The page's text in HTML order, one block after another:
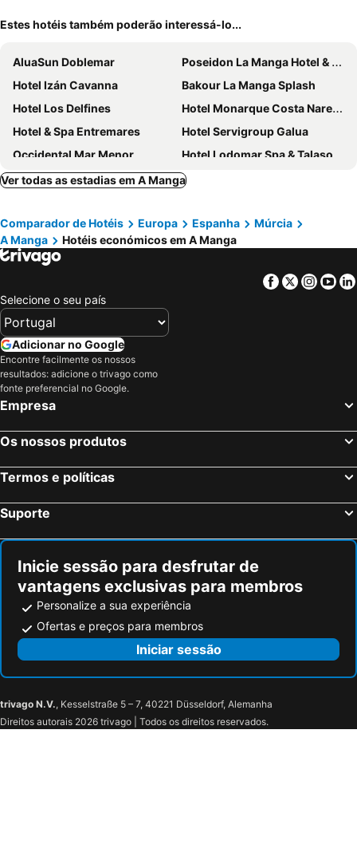
Estes hotéis também poderão interessá-lo...
AluaSun Doblemar
Poseidon La Manga Hotel & Spa - Designed for Adults
Hotel Izán Cavanna
Bakour La Manga Splash
Hotel Los Delfines
Hotel Monarque Costa Narejos
Hotel & Spa Entremares
Hotel Servigroup Galua
Occidental Mar Menor
Hotel Lodomar Spa & Talasoterapia
Thalasia Costa de Murcia
Hotel Las Gaviotas
Ona Mar Menor Golf & Spa Resort
Hotel 525
Hotel Luabay Abity Spa
Hotel Traíña
Ibersol AqquaMarina Bay SPA&Wellness
Hotel Cetina Cabo de Palos Puerto
Hotel Los Narejos
Hotel Mar Menor
Grand Hyatt La Manga Club Golf & Spa
Ribera Beach
Hotel Restaurante Campomar
Hotel Sierra Mar
Apartamentos Turisticos Playa Principe
Apartamentos Aldeas De Taray Club
Hotel Arce
Hotel Trabuco
Vistamar Apts
Hotel Paloma
Hotel Traíña
Posada Chloe Santiago
Hotel Bahia
Poseidon La Manga Hotel And Spa Only Adults
Boutique Hotel Colina del Emperador
Apart Londres
Eurovosa Aptos. Altair
Cala del Pino
Hotel Dos Mares
Hotel Valmanga
Mares Ii . La Manga Del Mar Menor
Ver todas as estadias em A Manga
Comparador de Hotéis Europa Espanha
Múrcia
A Manga
Hotéis económicos em A Manga
Facebook
Twitter
Selecione o seu país
Adicionar no Google
Encontre facilmente os nossos
resultados: adicione o trivago como
fonte preferencial no Google.
Empresa
Os nossos produtos
Termos e políticas
Suporte
Inicie sessão para desfrutar de
vantagens exclusivas para membros
Personalize a sua experiência
Ofertas e preços para membros
Iniciar sessão
trivago N.V., Kesselstraße 5 – 7, 40221 Düsseldorf, Alemanha
Direitos autorais 2026 trivago | Todos os direitos reservados.